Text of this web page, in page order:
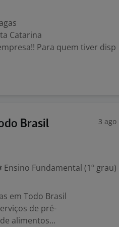
Catarina
Para quem tiver disp
Brasil 3 ago
Ensino Fundamental (1º grau)
em Todo Brasil
de pré-
alimentos...